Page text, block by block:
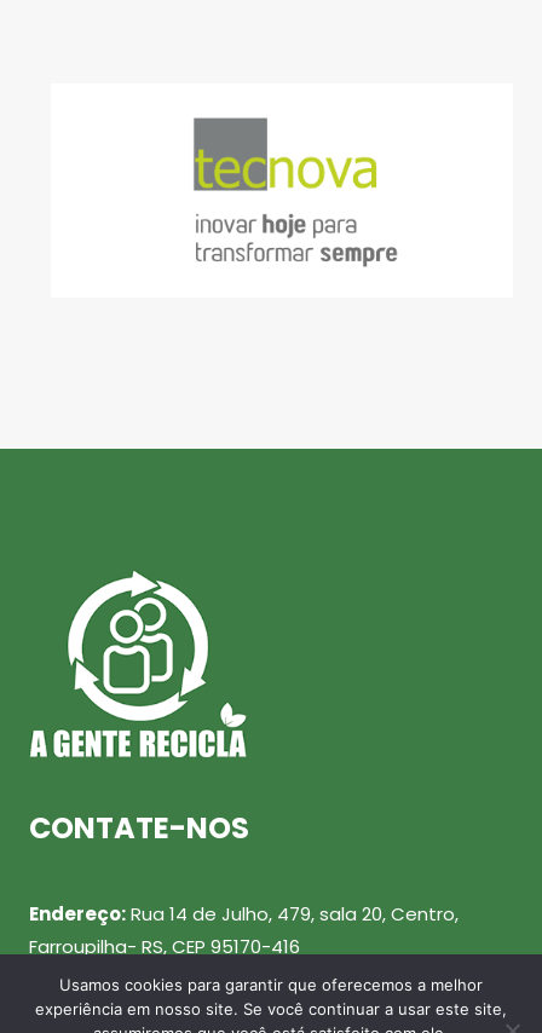
CONTATE-NOS
Endereço:Rua 14 de Julho, 479, sala 20, Centro,
Farroupilha- RS, CEP 95170-416
Telefone: (54) 99943-0461
Usamos cookies para garantir que oferecemos a melhor
experiência em nosso site. Se você continuar a usar este site,